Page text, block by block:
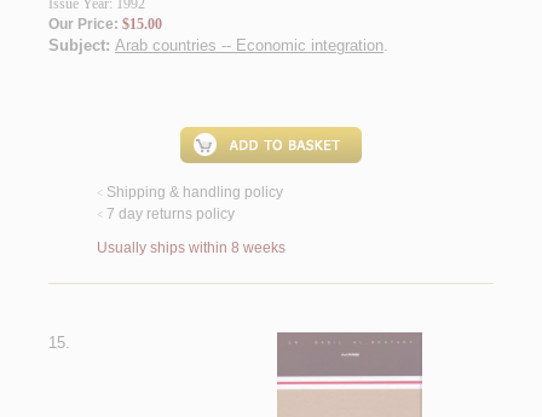
Issue Year: 1992
Our Price: $15.00
Subject: Arab countries -- Economic integration.
< Shipping & handling policy
< 7 day returns policy
Usually ships within 8 weeks
15.